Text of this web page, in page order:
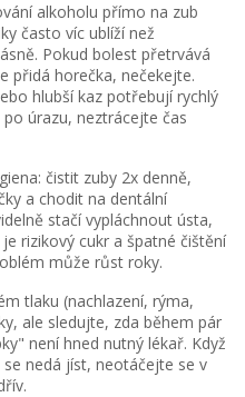
alkoholu přímo na zub
často víc ublíží než
Pokud bolest přetrvává
přidá horečka, nečekejte.
hlubší kaz potřebují rychlý
úrazu, neztrácejte čas
čistit zuby 2x denně,
a chodit na dentální
stačí vypláchnout ústa,
rizikový cukr a špatné čištění
může růst roky.
tlaku (nachlazení, rýma,
ale sledujte, zda během pár
není hned nutný lékař. Když
nedá jíst, neotáčejte se v